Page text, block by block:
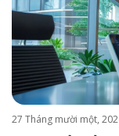
27 Tháng mười một,